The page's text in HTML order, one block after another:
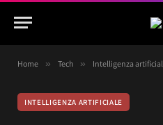
Home » Tech » Intelligenza
INTELLIGENZA ARTIFICIALE